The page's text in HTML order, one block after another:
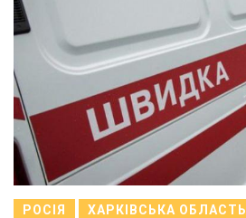
РОСІЯ ХАРКІВСЬКА ОБЛАСТЬ